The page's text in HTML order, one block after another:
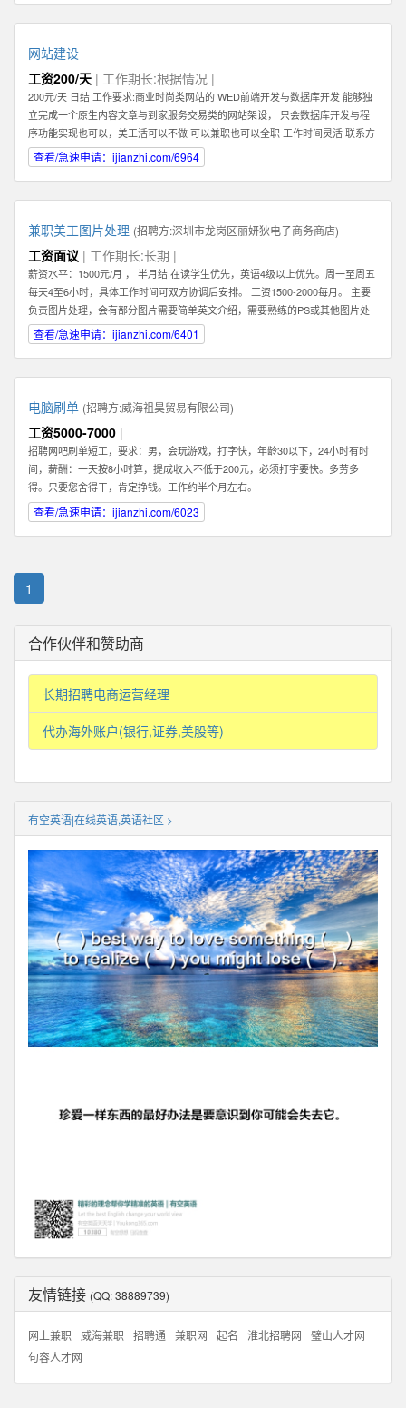
网站建设
工资200/天 | 工作期长:根据情况 |
200元/天 日结 工作要求:商业时尚类网站的 WED前端开发与数据库开发 能够独
立完成一个原生内容文章与到家服务交易类的网站架设， 只会数据库开发与程
序功能实现也可以，美工活可以不做 可以兼职也可以全职 工作时间灵活 联系方
式 李经理 工作区域：浑南新区-全运路 详细地址：沈中大街28号
查看/急速申请：ijianzhi.com/6964
兼职美工图片处理 (招聘方:深圳市龙岗区丽妍狄电子商务商店)
工资面议 | 工作期长:长期 |
薪资水平：1500元/月 ， 半月结 在读学生优先，英语4级以上优先。周一至周五
每天4至6小时，具体工作时间可双方协调后安排。 工资1500-2000每月。 主要
负责图片处理，会有部分图片需要简单英文介绍，需要熟练的PS或其他图片处
理软件。 可以在家办公，图片处理过程中需要有一定的想法和创新。 联系人：
肖女士 公司地址：龙岗中心城
查看/急速申请：ijianzhi.com/6401
电脑刷单 (招聘方:威海祖昊贸易有限公司)
工资5000-7000 |
招聘网吧刷单短工，要求：男，会玩游戏，打字快，年龄30以下，24小时有时
间，薪酬：一天按8小时算，提成收入不低于200元，必须打字要快。多劳多
得。只要您舍得干，肯定挣钱。工作约半个月左右。
查看/急速申请：ijianzhi.com/6023
1
合作伙伴和赞助商
长期招聘电商运营经理
代办海外账户(银行,证券,美股等)
有空英语|在线英语,英语社区 >
友情链接 (QQ: 38889739)
网上兼职 威海兼职 招聘通 兼职网 起名 淮北招聘网
璧山人才网
句容人才网